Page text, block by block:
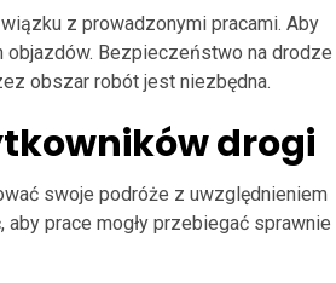
z prowadzonymi pracami. Aby
Bezpieczeństwo na drodze
obszar robót jest niezbędna.
drogi
swoje podróże z uwzględnieniem
prace mogły przebiegać sprawnie